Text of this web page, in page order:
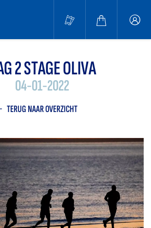
2 STAGE OLIVA
04-01-2022
TERUG NAAR OVERZICHT